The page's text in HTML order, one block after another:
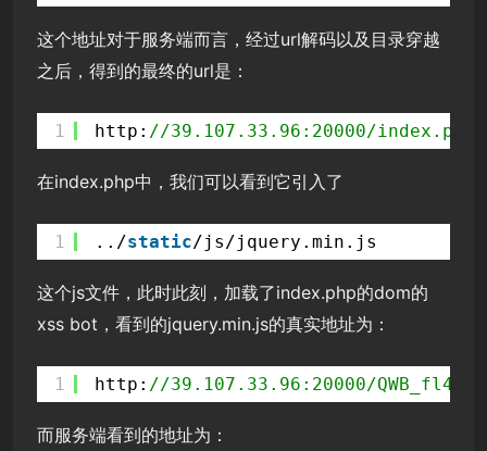
这个地址对于服务端而言，经过url解码以及目录穿越
之后，得到的最终的url是：
1 http: //39.107.33.96:20000/index.php
在index.php中，我们可以看到它引入了
1 ../static/js/jquery.min.js
这个js文件，此时此刻，加载了index.php的dom的
xss bot，看到的jquery.min.js的真实地址为：
1 http: //39.107.33.96:20000/
而服务端看到的地址为：